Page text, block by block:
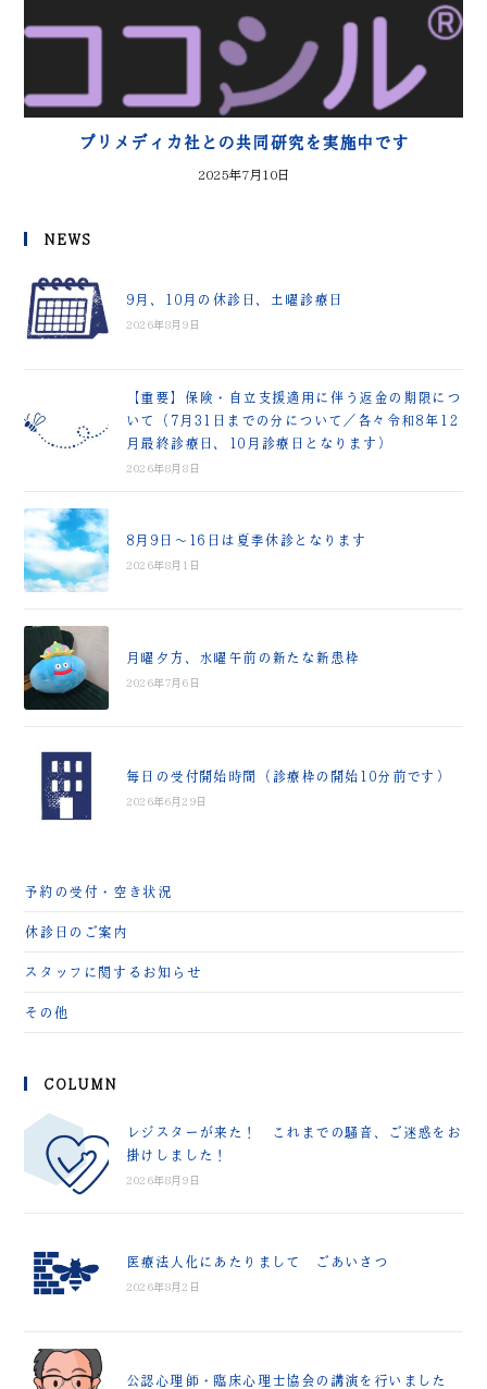
プリメディカ社との共同研究を実施中です
2025年7月10日
NEWS
9月、10月の休診日、土曜診療日
2026年8月9日
【重要】保険・自立支援適用に伴う返金の期限につ
いて（7月31日までの分について／各々令和8年12
月最終診療日、10月診療日となります）
2026年8月8日
8月9日～16日は夏季休診となります
2026年8月1日
月曜夕方、水曜午前の新たな新患枠
2026年7月6日
毎日の受付開始時間（診療枠の開始10分前です）
2026年6月29日
予約の受付・空き状況
休診日のご案内
スタッフに関するお知らせ
その他
COLUMN
レジスターが来た！ これまでの騒音、ご迷惑をお
掛けしました！
2026年8月9日
医療法人化にあたりまして ごあいさつ
2026年8月2日
公認心理師・臨床心理士協会の講演を行いました